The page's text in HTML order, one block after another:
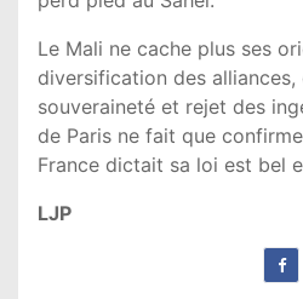
Le Mali ne cache plus ses
diversification des
souveraineté et rejet des
de Paris ne fait que
France dictait sa loi est bel
LJP